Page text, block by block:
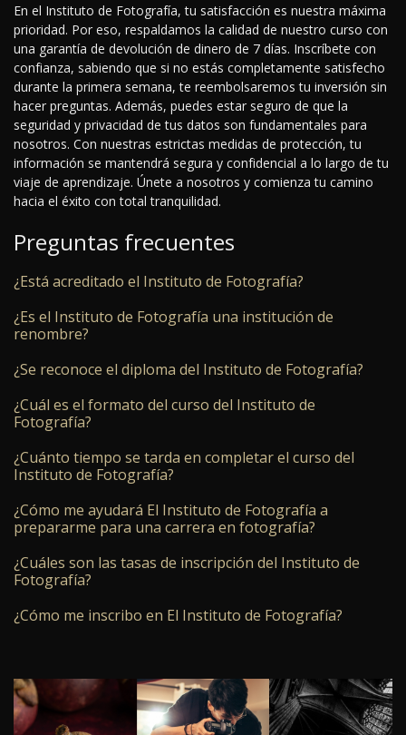
En el Instituto de Fotografía, tu satisfacción es nuestra máxima
prioridad. Por eso, respaldamos la calidad de nuestro curso con
una garantía de devolución de dinero de 7 días. Inscríbete con
confianza, sabiendo que si no estás completamente satisfecho
durante la primera semana, te reembolsaremos tu inversión sin
hacer preguntas. Además, puedes estar seguro de que la
seguridad y privacidad de tus datos son fundamentales para
nosotros. Con nuestras estrictas medidas de protección, tu
información se mantendrá segura y confidencial a lo largo de tu
viaje de aprendizaje. Únete a nosotros y comienza tu camino
hacia el éxito con total tranquilidad.
Preguntas frecuentes
¿Está acreditado el Instituto de Fotografía?
¿Es el Instituto de Fotografía una institución de
renombre?
¿Se reconoce el diploma del Instituto de Fotografía?
¿Cuál es el formato del curso del Instituto de
Fotografía?
¿Cuánto tiempo se tarda en completar el curso del
Instituto de Fotografía?
¿Cómo me ayudará El Instituto de Fotografía a
prepararme para una carrera en fotografía?
¿Cuáles son las tasas de inscripción del Instituto de
Fotografía?
¿Cómo me inscribo en El Instituto de Fotografía?